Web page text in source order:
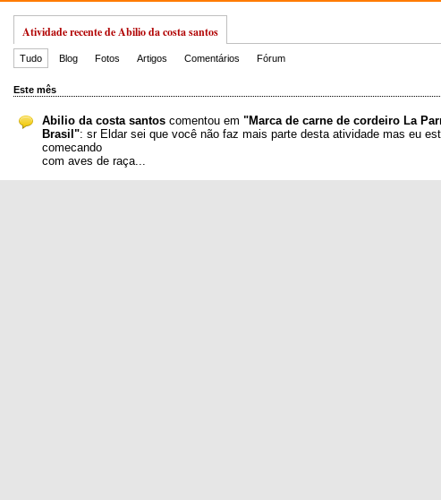
Atividade recente de Abilio da costa santos
Tudo Blog Fotos Artigos Comentários Fórum
Este mês
Abilio da costa santos comentou em "Marca de carne de cordeiro La
Brasil": sr Eldar sei que você não faz mais parte desta atividade mas eu
comecando
com aves de raça...